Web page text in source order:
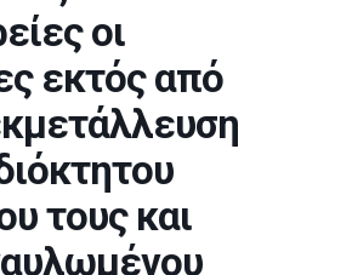
οι
εκτός από
τους και